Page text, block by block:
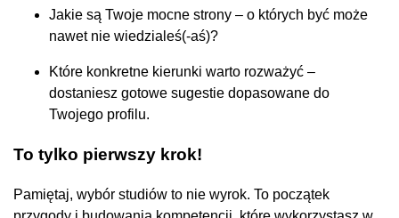
Jakie są Twoje mocne strony – o których być może
nawet nie wiedzialeś(-aś)?
Które konkretne kierunki warto rozważyć –
dostaniesz gotowe sugestie dopasowane do
Twojego profilu.
To tylko pierwszy krok!
Pamiętaj, wybór studiów to nie wyrok. To początek